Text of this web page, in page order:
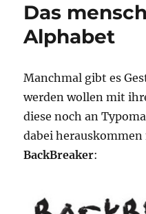
Das
Alphabet
Manchmal gibt es
werden wollen mit
diese noch an
dabei
BackBreaker: